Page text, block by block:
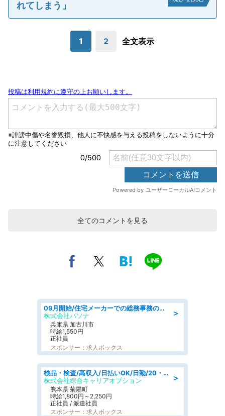
れてしまう」
1 2 全文表示
全てのコメントを見る
＞
09月開始/住宅メーカーでの総務事務のお仕事/駅近/車通勤可/一般事務/人事労務
株式会社パソナ
兵庫県 加古川市
時給1,550円
正社員
スポンサー：求人ボックス
＞
検品・検査/高収入/日払いOK/日勤/20・30・40代活躍中/製造 工場
株式会社綜合キャリアオプション
熊本県 菊陽町
時給1,800円～2,250円
正社員 / 派遣社員
スポンサー：求人ボックス